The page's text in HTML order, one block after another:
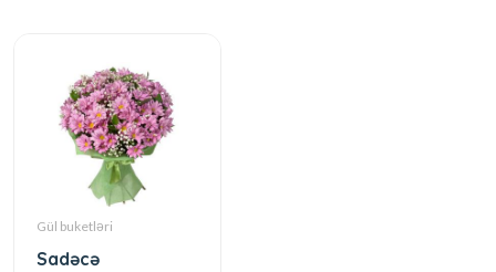
Gül buketləri
Sadəcə